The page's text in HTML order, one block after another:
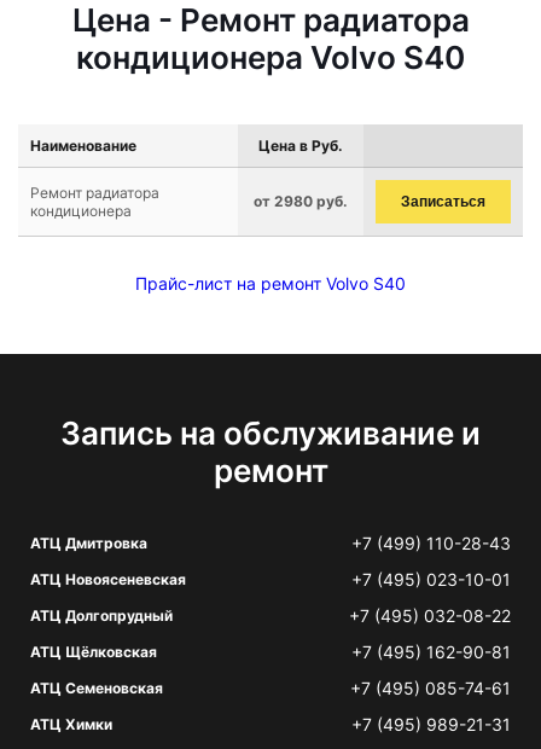
Цена - Ремонт радиатора
кондиционера Volvo S40
Наименование Цена в Руб.
Ремонт радиатора
кондиционера
от 2980 руб. Записаться
Прайс-лист на ремонт Volvo S40
Запись на обслуживание и
ремонт
АТЦ Дмитровка +7 (499) 110-28-43
АТЦ Новоясеневская +7 (495) 023-10-01
АТЦ Долгопрудный +7 (495) 032-08-22
АТЦ Щёлковская +7 (495) 162-90-81
АТЦ Семеновская +7 (495) 085-74-61
АТЦ Химки +7 (495) 989-21-31